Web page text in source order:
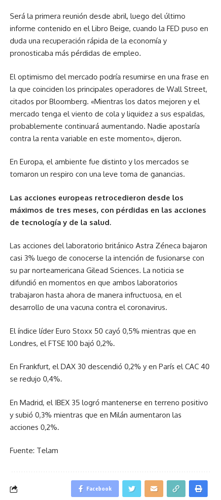
Será la primera reunión desde abril, luego del último
informe contenido en el Libro Beige, cuando la FED puso en
duda una recuperación rápida de la economía y
pronosticaba más pérdidas de empleo.
El optimismo del mercado podría resumirse en una frase en
la que coinciden los principales operadores de Wall Street,
citados por Bloomberg. «Mientras los datos mejoren y el
mercado tenga el viento de cola y liquidez a sus espaldas,
probablemente continuará aumentando. Nadie apostaría
contra la renta variable en este momento», dijeron.
En Europa, el ambiente fue distinto y los mercados se
tomaron un respiro con una leve toma de ganancias.
Las acciones europeas retrocedieron desde los
máximos de tres meses, con pérdidas en las acciones
de tecnología y de la salud.
Las acciones del laboratorio británico Astra Zéneca bajaron
casi 3% luego de conocerse la intención de fusionarse con
su par norteamericana Gilead Sciences. La noticia se
difundió en momentos en que ambos laboratorios
trabajaron hasta ahora de manera infructuosa, en el
desarrollo de una vacuna contra el coronavirus.
El índice líder Euro Stoxx 50 cayó 0,5% mientras que en
Londres, el FTSE 100 bajó 0,2%.
En Frankfurt, el DAX 30 descendió 0,2% y en París el CAC 40
se redujo 0,4%.
En Madrid, el IBEX 35 logró mantenerse en terreno positivo
y subió 0,3% mientras que en Milán aumentaron las
acciones 0,2%.
Fuente: Telam
Facebook